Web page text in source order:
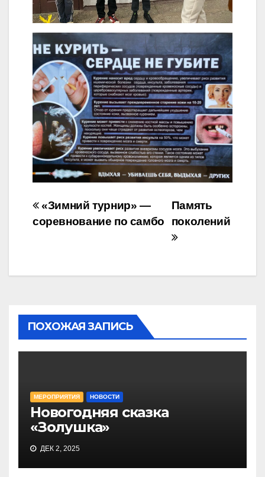
Навигация
по
Память
поколений
«Зимний турнир» —
соревнование по самбо
ПОХОЖАЯ ЗАПИСЬ
МЕРОПРИЯТИЯ НОВОСТИ
Новогодняя сказка
«Золушка»
ДЕК 2, 2025